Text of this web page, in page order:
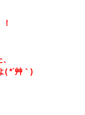
( *´艸｀)